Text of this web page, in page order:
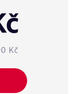
Kč